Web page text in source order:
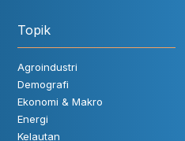
Topik
Agroindustri
Demografi
Ekonomi & Makro
Energi
Kelautan